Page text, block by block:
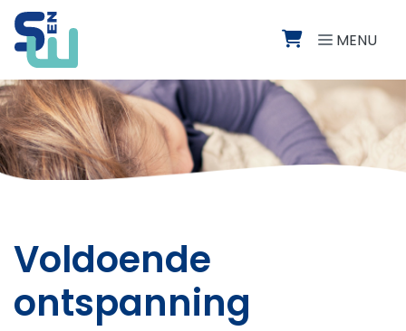
Direct naar de inhoud van de pagina
MENU
Voldoende
ontspanning